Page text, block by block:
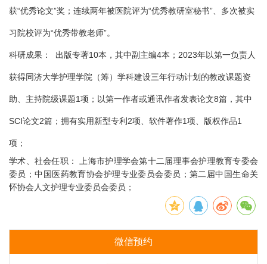
获“优秀论文”奖；连续两年被医院评为“优秀教研室秘书” 、多次被实
习院校评为“优秀带教老师”。
科研成果： 出版专著10本，其中副主编4本； 2023年以第一负责人
获得同济大学护理学院（筹）学科建设三年行动计划的教改课题资
助、主持院级课题1项；以第一作者或通讯作者发表论文8篇，其中
SCI论文2篇；拥有实用新型专利 2项、软件著作1项、版权作品1
项；
学术、社会任职 ： 上海市护理学会第十二届理事会护理教育专委会
委员；中国医药教育协会护理专业委员会委员；第二届中国生命关
怀协会人文护理专业委员会委员；
微信预约